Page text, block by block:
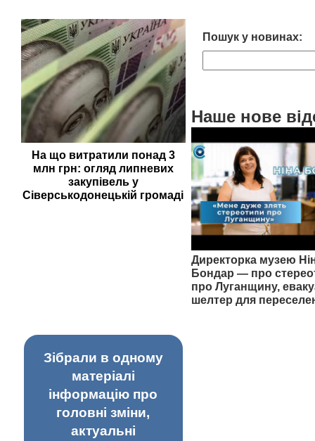
На що витратили понад 3
млн грн: огляд липневих
закупівель у
Сіверськодонецькій громаді
Пошук у новинах:
Наше нове
Директорка музею
Бондар — про
про Луганщину,
шелтер для
Зібрали в одному
матеріалі
інформацію про
головні зміни,
актуальні